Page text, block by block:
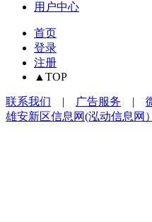
用户中心
首页
登录
注册
▲TOP
联系我们 | 广告服务 |
雄安新区信息网(泓动信息网）